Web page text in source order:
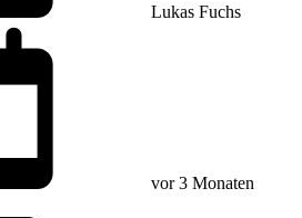
Lukas Fuchs
vor 3 Monaten